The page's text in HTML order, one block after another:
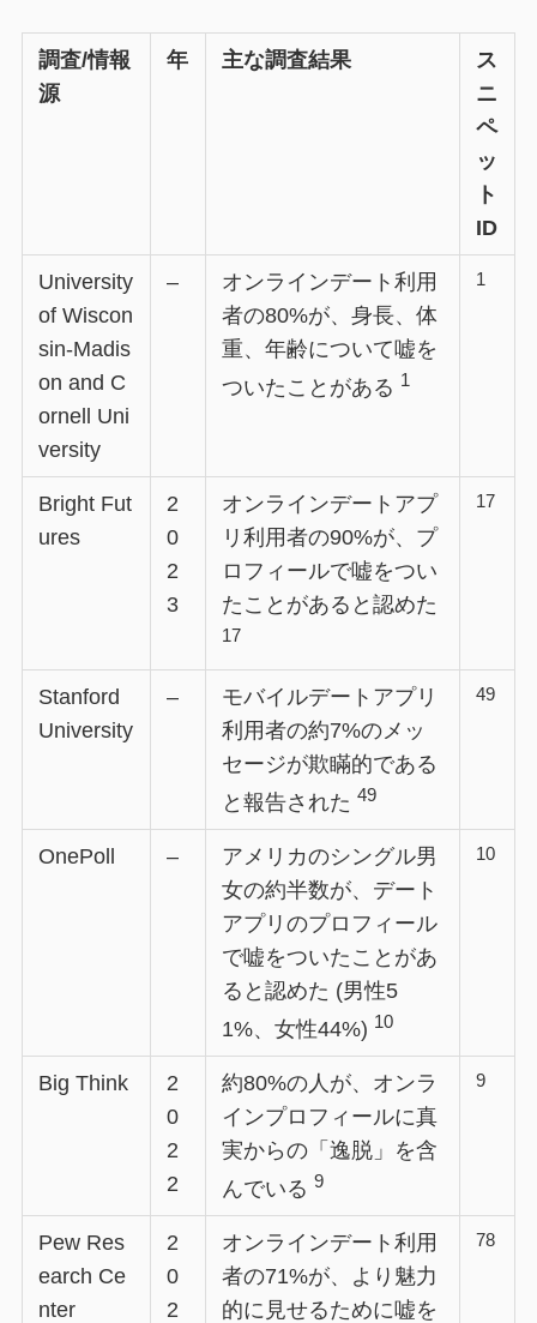
調査/情報
源
年 主な調査結果
ス
ニ
ペ
ッ
ト
ID
University
of Wiscon
sin-Madis
on and C
ornell Uni
versity
–
オンラインデート利用
者の80%が、身長、体
重、年齢について嘘を
ついたことがある 1
1
Bright Fut
ures
2
0
2
3
オンラインデートアプ
リ利用者の90%が、プ
ロフィールで嘘をつい
たことがあると認めた
17
17
Stanford
University
–
モバイルデートアプリ
利用者の約7%のメッ
セージが欺瞞的である
と報告された49
49
OnePoll –
アメリカのシングル男
女の約半数が、デート
アプリのプロフィール
で嘘をついたことがあ
ると認めた (男性5
1%、女性44%) 10
10
Big Think
2
0
2
2
約80%の人が、オンラ
インプロフィールに真
実からの「逸脱」を含
んでいる 9
9
Pew Res
earch Ce
nter
2
0
2
オンラインデート利用
者の71%が、より魅力
的に見せるために嘘を
78